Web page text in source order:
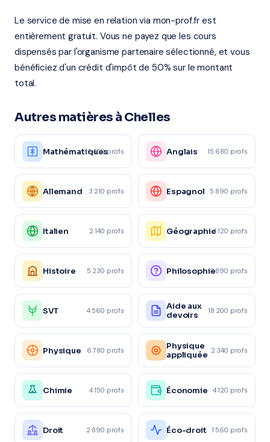
Le service de mise en relation via mon-prof.fr est
entièrement gratuit. Vous ne payez que les cours
dispensés par l'organisme partenaire sélectionné, et vous
bénéficiez d'un crédit d'impôt de 50% sur le montant
total.
Autres matières à Chelles
Mathématiques
12 450 profs Anglais 15 680 profs
Allemand 3 210 profs Espagnol 5 890 profs
Italien 2 140 profs Géographie4 120 profs
Histoire 5 230 profs Philosophie3 890 profs
SVT 4 560 profs
Aide aux
devoirs
18 200 profs
Physique 6 780 profs
Physique
appliquée 2 340 profs
Chimie 4 150 profs Économie 4 120 profs
Droit 2 890 profs Éco-droit 1 560 profs